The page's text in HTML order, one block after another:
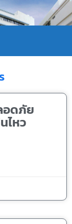
อดภัย
ไหว